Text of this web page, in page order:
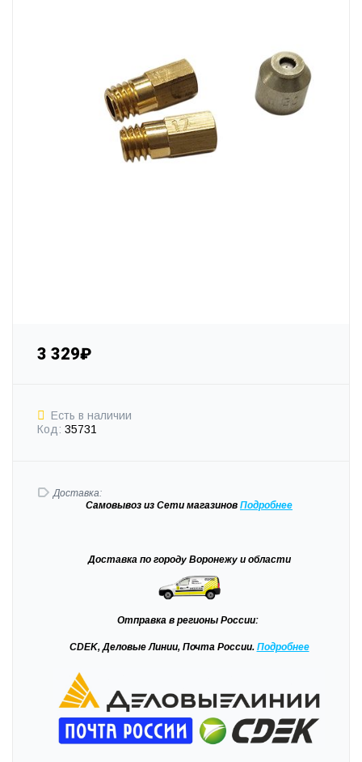
3 329₽
Есть в наличии
Код: 35731
Доставка:
Самовывоз из Сети магазинов Подробнее
Доставка по городу Воронежу и области
Отправка в регионы России:
CDEK, Деловые Линии, Почта России. Подробнее